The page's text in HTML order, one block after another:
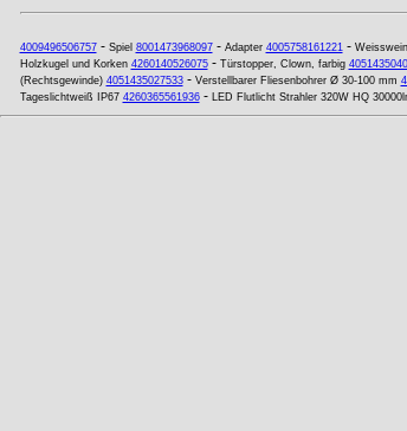
4009496506757- Spiel 8001473968097- Adapter 4005758161221- Weisswein
Holzkugel und Korken 4260140526075- Türstopper, Clown, farbig
(Rechtsgewinde) 4051435027533- Verstellbarer Fliesenbohrer Ø 30-100 mm
Tageslichtweiß IP67 4260365561936- LED Flutlicht Strahler 320W HQ